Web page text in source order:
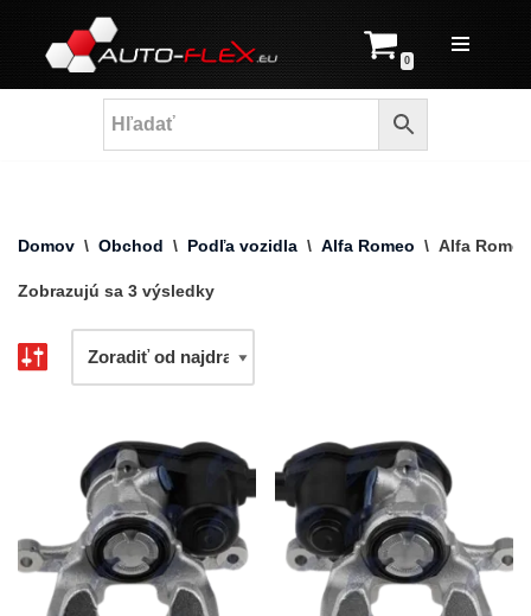
Prejsť
na
0
Domov \ Obchod \ Podľa vozidla \ Alfa Romeo \ Alfa
Zobrazujú sa 3 výsledky